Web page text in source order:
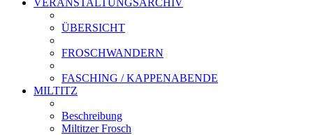
VERANSTALTUNGSARCHIV
ÜBERSICHT
FROSCHWANDERN
FASCHING / KAPPENABENDE
MILTITZ
Beschreibung
Miltitzer Frosch